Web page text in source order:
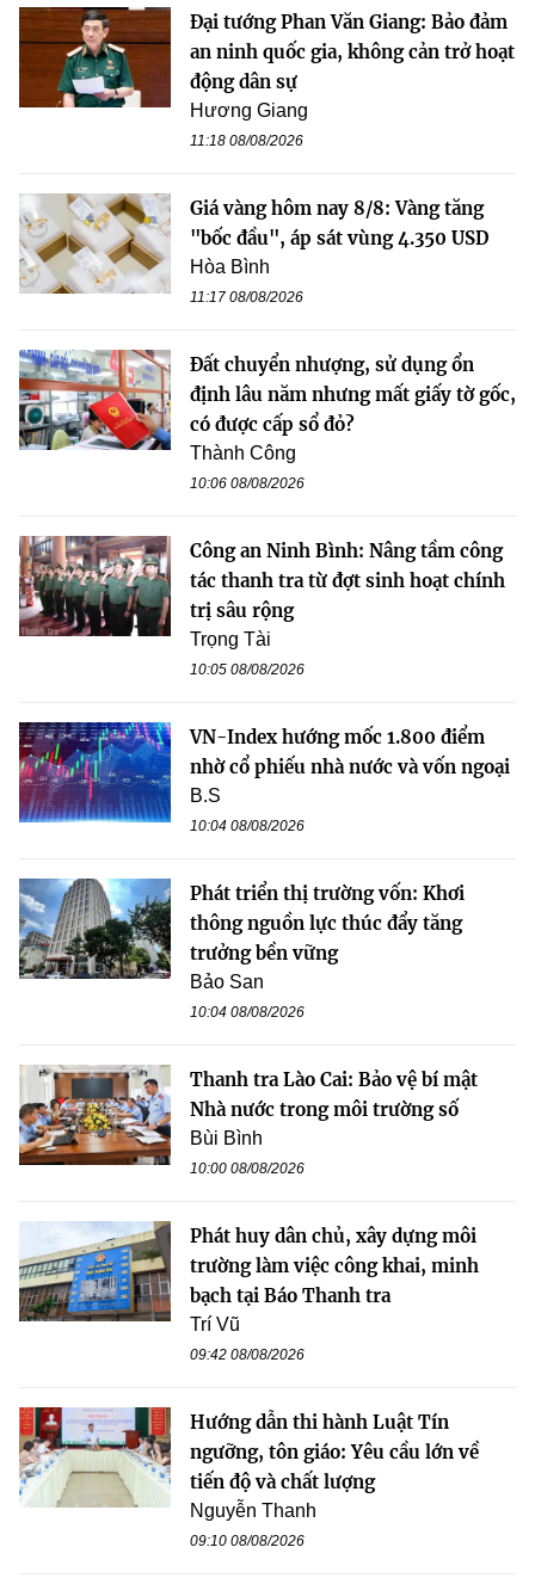
Đại tướng Phan Văn Giang: Bảo đảm
an ninh quốc gia, không cản trở hoạt
động dân sự
Hương Giang
11:18 08/08/2026
Giá vàng hôm nay 8/8: Vàng tăng
"bốc đầu", áp sát vùng 4.350 USD
Hòa Bình
11:17 08/08/2026
Đất chuyển nhượng, sử dụng ổn
định lâu năm nhưng mất giấy tờ gốc,
có được cấp sổ đỏ?
Thành Công
10:06 08/08/2026
Công an Ninh Bình: Nâng tầm công
tác thanh tra từ đợt sinh hoạt chính
trị sâu rộng
Trọng Tài
10:05 08/08/2026
VN-Index hướng mốc 1.800 điểm
nhờ cổ phiếu nhà nước và vốn ngoại
B.S
10:04 08/08/2026
Phát triển thị trường vốn: Khơi
thông nguồn lực thúc đẩy tăng
trưởng bền vững
Bảo San
10:04 08/08/2026
Thanh tra Lào Cai: Bảo vệ bí mật
Nhà nước trong môi trường số
Bùi Bình
10:00 08/08/2026
Phát huy dân chủ, xây dựng môi
trường làm việc công khai, minh
bạch tại Báo Thanh tra
Trí Vũ
09:42 08/08/2026
Hướng dẫn thi hành Luật Tín
ngưỡng, tôn giáo: Yêu cầu lớn về
tiến độ và chất lượng
Nguyễn Thanh
09:10 08/08/2026